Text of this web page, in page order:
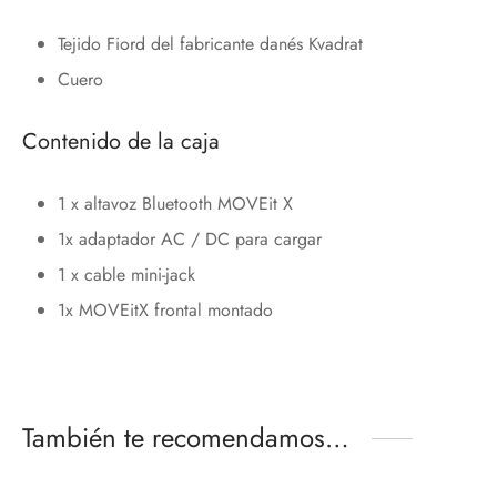
Tejido Fiord del fabricante danés Kvadrat
Cuero
Contenido de la caja
1 x altavoz Bluetooth MOVEit X
1x adaptador AC / DC para cargar
1 x cable mini-jack
1x MOVEitX frontal montado
También te recomendamos…